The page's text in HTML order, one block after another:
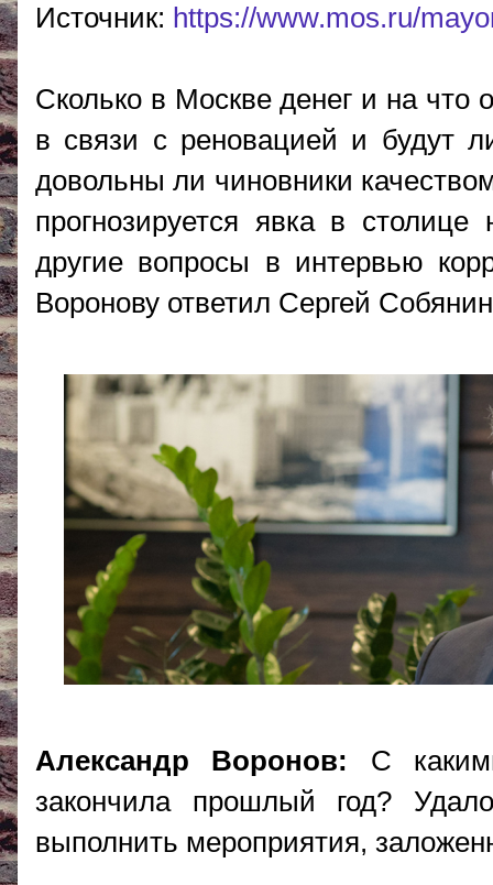
Источник: https://www.mos.ru/
Сколько в Москве денег и на что
в связи с реновацией и будут
довольны ли чиновники
прогнозируется явка в
другие вопросы в интервью
Воронову ответил Сергей
Александр Воронов: С
закончила прошлый год?
выполнить мероприятия,